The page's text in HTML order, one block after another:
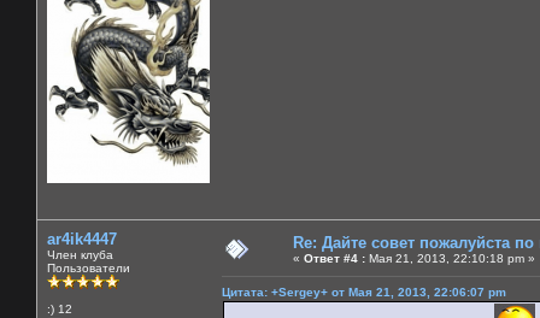
ar4ik4447
Член клуба
Пользователи
:) 12
Re: Дайте совет пожалуйста
« Ответ #4 : Мая 21, 2013, 22:10:18 pm »
Цитата: +Sergey+ от Мая 21, 2013, 22:06:07 pm